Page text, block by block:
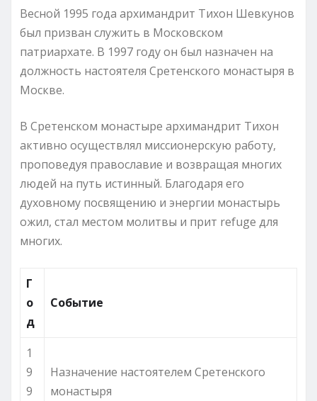
Весной 1995 года архимандрит Тихон Шевкунов
был призван служить в Московском
патриархате. В 1997 году он был назначен на
должность настоятеля Сретенского монастыря в
Москве.
В Сретенском монастыре архимандрит Тихон
активно осуществлял миссионерскую работу,
проповедуя православие и возвращая многих
людей на путь истинный. Благодаря его
духовному посвящению и энергии монастырь
ожил, стал местом молитвы и прит refuge для
многих.
Г
о
д
Событие
1
9
9
Назначение настоятелем Сретенского
монастыря